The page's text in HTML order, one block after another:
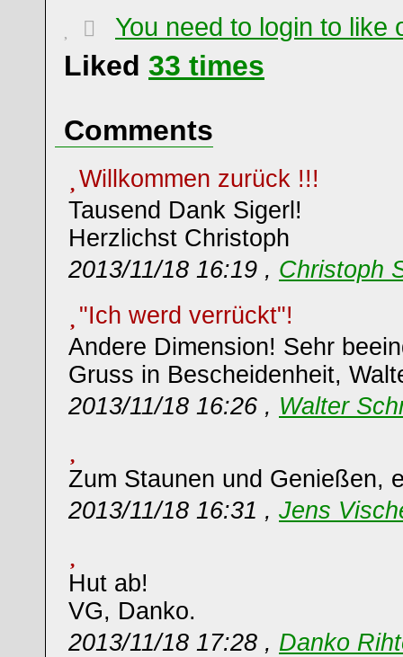
You need to login to like
Liked 33 times
Comments
Willkommen zurück !!!
Tausend Dank Sigerl!
Herzlichst Christoph
2013/11/18 16:19 , Christoph
"Ich werd verrückt"!
Andere Dimension! Sehr
Gruss in Bescheidenheit,
2013/11/18 16:26 , Walter
Zum Staunen und Genießen,
2013/11/18 16:31 , Jens
Hut ab!
VG, Danko.
2013/11/18 17:28 , Danko